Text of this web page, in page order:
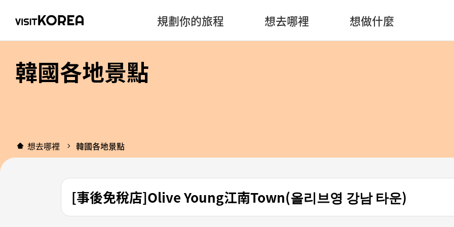
規劃你的旅程 想去哪裡 想做什麼
韓國各地景點
想去哪裡 韓國各地景點
[事後免稅店]Olive Young江南Town(올리브영 강남 타운)